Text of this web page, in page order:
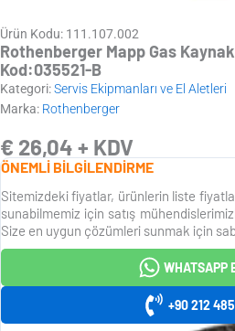
Ürün Kodu: 111.107.002
Rothenberger Mapp Gas
Kod:035521-B
Kategori:Servis Ekipmanları ve El Aletleri
Marka: Rothenberger
€ 26,04 + KDV
ÖNEMLİ BİLGİLENDİRME
Sitemizdeki fiyatlar, ürünlerin liste
sunabilmemiz için satış
Size en uygun çözümleri sunmak için
WHATSAPP
+90 212